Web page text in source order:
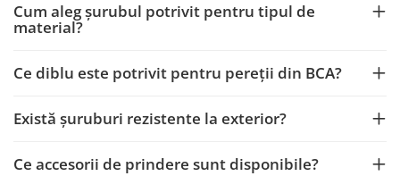
Solutii curatenie super
concentrate
Solutii de curatenie profesionale
Pentru toaleta si wc
Solutii pentru suprafetele din lemn
Cum aleg șurubul potrivit pentru tipul de
material?
Ce diblu este potrivit pentru pereții din BCA?
Există șuruburi rezistente la exterior?
Ce accesorii de prindere sunt disponibile?